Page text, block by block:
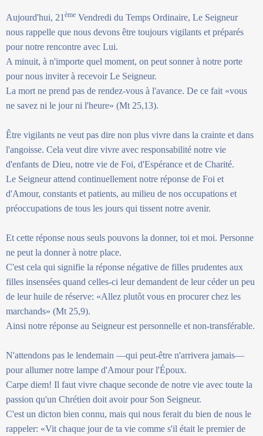
Aujourd'hui, 21 ème Vendredi du Temps Ordinaire, Le Seigneur
nous rappelle que nous devons être toujours vigilants et préparés
pour notre rencontre avec Lui.
A minuit, à n'importe quel moment, on peut sonner à notre porte
pour nous inviter à recevoir Le Seigneur.
La mort ne prend pas de rendez-vous à l'avance. De ce fait «vous
ne savez ni le jour ni l'heure» (Mt 25,13).
Être vigilants ne veut pas dire non plus vivre dans la crainte et dans
l'angoisse. Cela veut dire vivre avec responsabilité notre vie
d'enfants de Dieu, notre vie de Foi, d'Espérance et de Charité.
Le Seigneur attend continuellement notre réponse de Foi et
d'Amour, constants et patients, au milieu de nos occupations et
préoccupations de tous les jours qui tissent notre avenir.
Et cette réponse nous seuls pouvons la donner, toi et moi. Personne
ne peut la donner à notre place.
C'est cela qui signifie la réponse négative de filles prudentes aux
filles insensées quand celles-ci leur demandent de leur céder un peu
de leur huile de réserve: «Allez plutôt vous en procurer chez les
marchands» (Mt 25,9).
Ainsi notre réponse au Seigneur est personnelle et non-transférable.
N'attendons pas le lendemain —qui peut-être n'arrivera jamais—
pour allumer notre lampe d'Amour pour l'Époux.
Carpe diem! Il faut vivre chaque seconde de notre vie avec toute la
passion qu'un Chrétien doit avoir pour Son Seigneur.
C'est un dicton bien connu, mais qui nous ferait du bien de nous le
rappeler: «Vit chaque jour de ta vie comme s'il était le premier de